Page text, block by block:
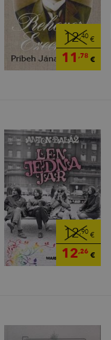
12,40€
11 ,78€
12,90€
12,26€